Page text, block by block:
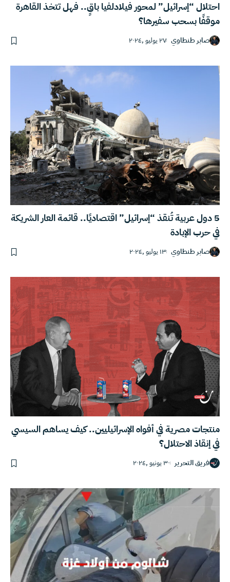
احتلال “إسرائيل” لمحور فيلادلفيا باقٍ.. فهل تتخذ القاهرة
موقفًا بسحب سفيرها؟
صابر طنطاوي ٢٧ يوليو ,٢٠٢٤
5 دول عربية تُنقذ “إسرائيل” اقتصاديًا.. قائمة العار الشريكة
في حرب الإبادة
صابر طنطاوي ١٣ يوليو ,٢٠٢٤
منتجات مصرية في أفواه الإسرائيليين.. كيف يساهم السيسي
في إنقاذ الاحتلال؟
فريق التحرير ٣٠ يونيو ,٢٠٢٤